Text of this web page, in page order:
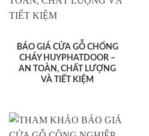
BÁO GIÁ CỬA GỖ CHỐNG
CHÁY HUYPHATDOOR –
AN TOÀN, CHẤT LƯỢNG
VÀ TIẾT KIỆM